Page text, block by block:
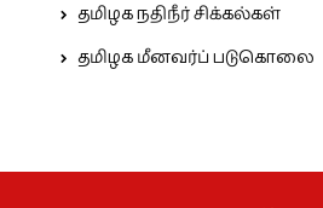
தமிழக நதிநீர் சிக்கல்கள்
தமிழக மீனவர்ப் படுகொலை